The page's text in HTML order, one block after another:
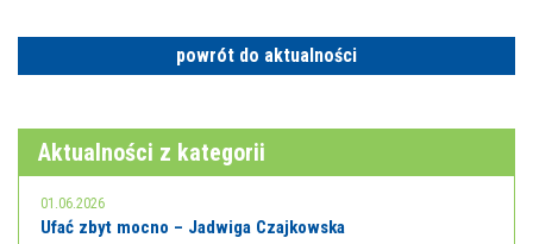
powrót do aktualności
Aktualności z kategorii
01.06.2026
Ufać zbyt mocno – Jadwiga Czajkowska